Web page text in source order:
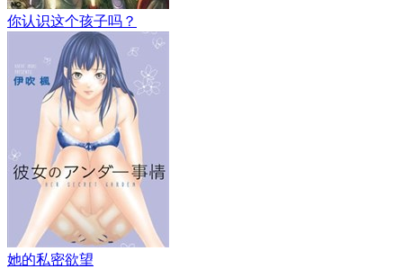
你认识这个孩子吗？
她的私密欲望